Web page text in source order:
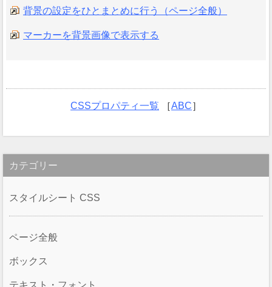
背景の設定をひとまとめに行う（ページ全般）
マーカーを背景画像で表示する
CSSプロパティ一覧 ［ABC］
カテゴリー
スタイルシート CSS
ページ全般
ボックス
テキスト・フォント